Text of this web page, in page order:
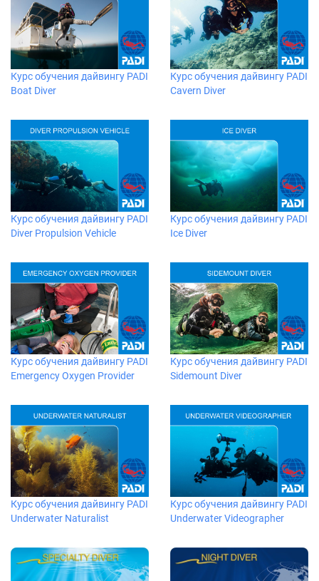
Курс обучения дайвингу PADI
Boat Diver
Курс обучения дайвингу PADI
Cavern Diver
Курс обучения дайвингу PADI
Diver Propulsion Vehicle
Курс обучения дайвингу PADI
Ice Diver
Курс обучения дайвингу PADI
Emergency Oxygen Provider
Курс обучения дайвингу PADI
Sidemount Diver
Курс обучения дайвингу PADI
Underwater Naturalist
Курс обучения дайвингу PADI
Underwater Videographer